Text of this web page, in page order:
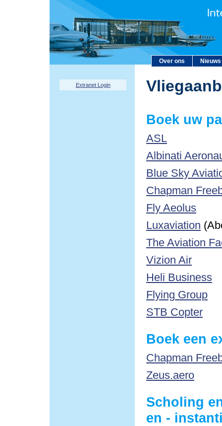
Over ons Nieuws
Extranet Login
Boek uw
ASL
Albinati
Blue Sky
Chapman
Fly Aeolus
Luxaviation
The Aviation
Vizion Air
Heli Business
Flying Group
STB Copter
Boek een
Chapman
Zeus.aero
Scholing
en -